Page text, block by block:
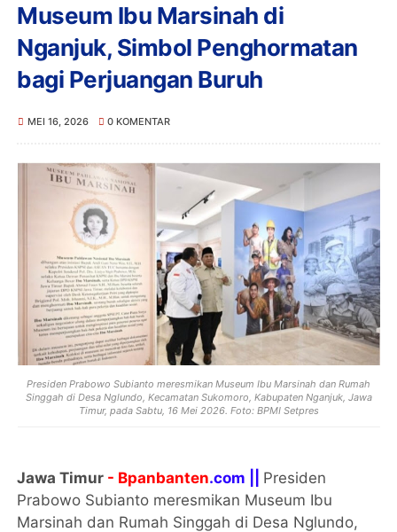
Museum Ibu Marsinah di
Nganjuk, Simbol Penghormatan
bagi Perjuangan Buruh
MEI 16, 2026 0 KOMENTAR
Presiden Prabowo Subianto meresmikan Museum Ibu Marsinah dan Rumah
Singgah di Desa Nglundo, Kecamatan Sukomoro, Kabupaten Nganjuk, Jawa
Timur, pada Sabtu, 16 Mei 2026. Foto: BPMI Setpres
Jawa Timur - Bpanbanten.com || Presiden
Prabowo Subianto meresmikan Museum Ibu
Marsinah dan Rumah Singgah di Desa Nglundo,